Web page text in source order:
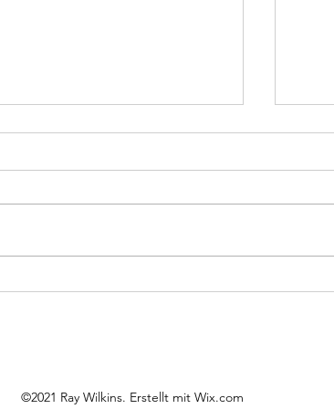
Work!
©2021 Ray Wilkins. Erstellt mit Wix.com